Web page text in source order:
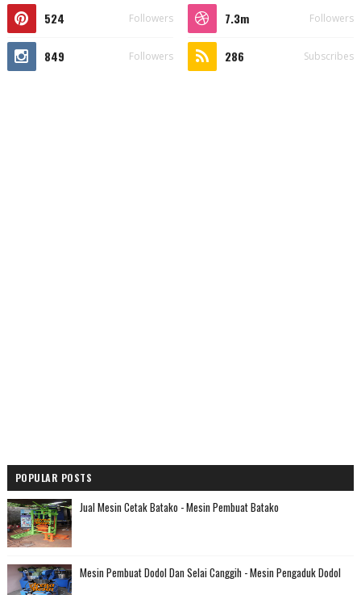
524 Followers 7.3m Followers
849 Followers 286 Subscribes
POPULAR POSTS
Jual Mesin Cetak Batako - Mesin Pembuat Batako
Mesin Pembuat Dodol Dan Selai Canggih - Mesin Pengaduk Dodol